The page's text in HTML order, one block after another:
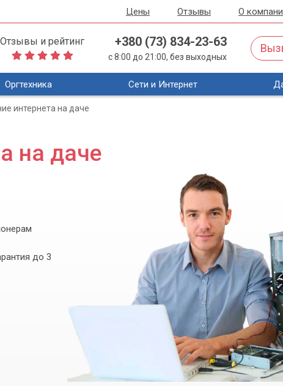
Цены Отзывы О
Отзывы и рейтинг +380 (73) 834-23-63
с 8:00 до 21:00, без выходных
Оргтехника Сети и Интернет
интернета на даче
на даче
до 3